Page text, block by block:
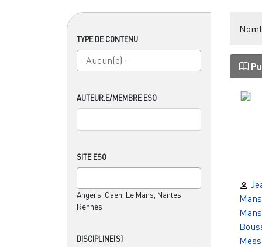
TYPE DE CONTENU
AUTEUR.E/MEMBRE ESO
SITE ESO
Angers, Caen, Le Mans, Nantes,
Rennes
DISCIPLINE(S)
Mans
Mans